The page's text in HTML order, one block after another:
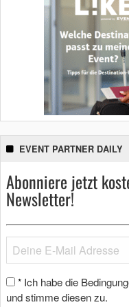
EVENT PARTNER DAILY
Abonniere jetzt
Newsletter!
* Ich habe die
und stimme diesen zu.